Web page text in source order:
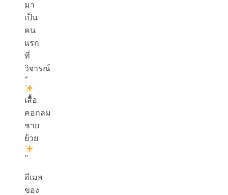
มา
เป็น
คน
แรก
ที่
วิจารณ์
“
เสื้อ
คอกลม
ชาย
ย้วย
”
อีเมล
ของ